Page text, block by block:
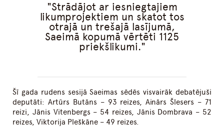
Strādājot ar iesniegtajiem
likumprojektiem un skatot tos
otrajā un trešajā lasījumā,
Saeimā kopumā vērtēti 1125
priekšlikumi.
Šī gada rudens sesijā Saeimas sēdēs visvairāk debatējuši
deputāti: Artūrs Butāns – 93 reizes, Ainārs Šlesers – 71
reizi, Jānis Vitenbergs – 54 reizes, Jānis Dombrava – 52
reizes, Viktorija Pleškāne – 49 reizes.